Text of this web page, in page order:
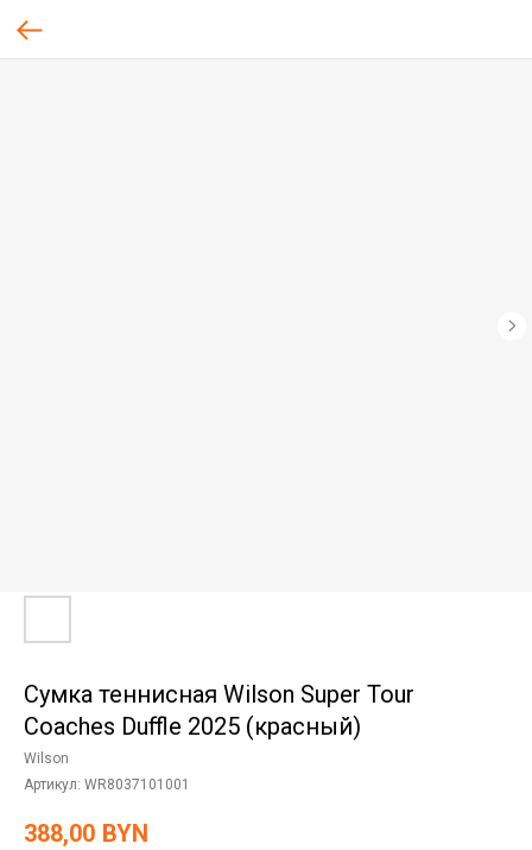
Сумка теннисная Wilson Super Tour
Coaches Duffle 2025 (красный)
Wilson
Артикул: WR8037101001
388,00 BYN